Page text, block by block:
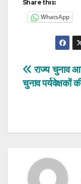
Share this:
WhatsApp
Post
राज्य चुनाव
चुनाव पर्यवेक्षकों